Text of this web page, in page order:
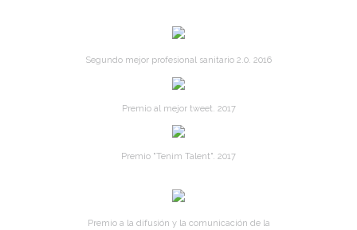
Segundo mejor profesional sanitario 2.0. 2016
Premio al mejor tweet. 2017
Premio "Tenim Talent". 2017
Premio a la difusión y la comunicación de la